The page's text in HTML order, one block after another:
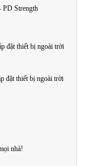
PD Strength
đặt thiết bị ngoài trời
đặt thiết bị ngoài trời
nhà!